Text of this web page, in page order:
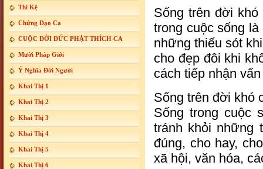
Thi Kệ
Chứng Đạo Ca
CUỘC ĐỜI ĐỨC PHẬT THÍCH CA
Mười Pháp Giới
Ý Nghĩa Đời Người
Khai Thị 1
Khai Thị 2
Khai Thị 3
Khai Thị 4
Khai Thị 5
Khai Thị 6
Sống trên đời
trong cuộc sống
những thiếu sót
cho đẹp đôi khi
cách tiếp nhận
Sống trên đời khó
Sống trong cuộc
tránh khỏi những
đúng, cho hay,
xã hội, văn hóa,